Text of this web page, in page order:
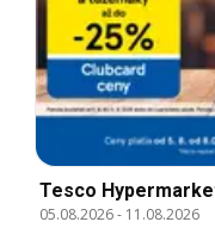
Tesco
05.08.2026- 11.08.2026